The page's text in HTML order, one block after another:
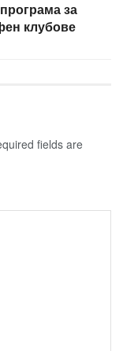
за
клубове
fields are